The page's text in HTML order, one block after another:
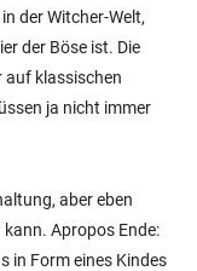
der Witcher-Welt,
der Böse ist. Die
auf klassischen
ja nicht immer
aber eben
Apropos Ende:
in Form eines Kindes